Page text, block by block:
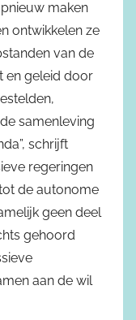
maken
ontwikkelen ze
van de
en geleid door
samenleving
schrijft
regeringen
de autonome
geen deel
gehoord
aan de wil